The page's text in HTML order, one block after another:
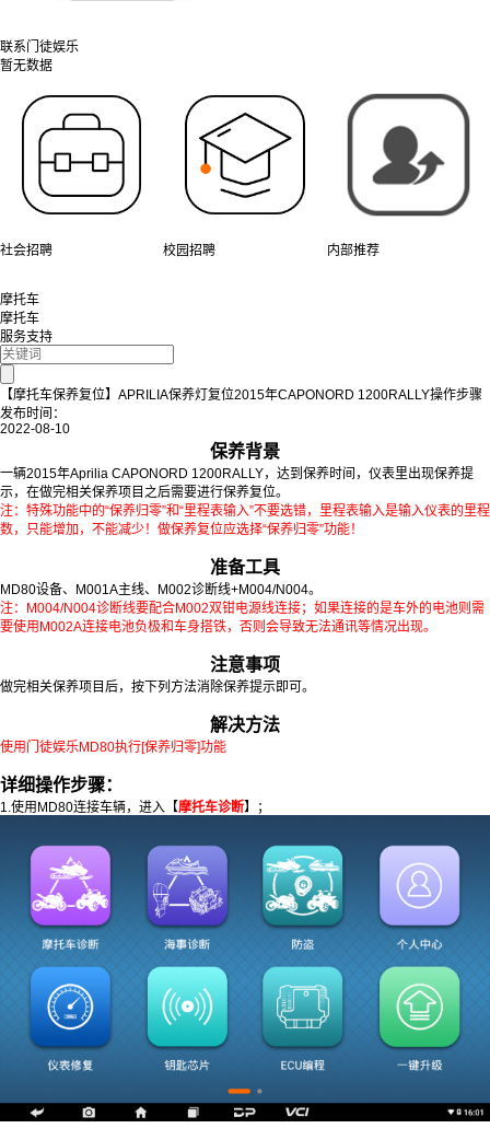
联系门徒娱乐
暂无数据
社会招聘 校园招聘 内部推荐
摩托车
摩托车
服务支持
【摩托车保养复位】APRILIA保养灯复位2015年CAPONORD 1200RALLY操作步骤
发布时间：
2022-08-10
保养背景
一辆2015年Aprilia CAPONORD 1200RALLY，达到保养时间，仪表里出现保养提
示，在做完相关保养项目之后需要进行保养复位。
注：特殊功能中的“保养归零”和“里程表输入”不要选错，里程表输入是输入仪表的里程
数，只能增加，不能减少！做保养复位应选择“保养归零”功能！
准备工具
MD80设备、M001A主线、M002诊断线+M004/N004。
注：M004/N004诊断线要配合M002双钳电源线连接；如果连接的是车外的电池则需
要使用M002A连接电池负极和车身搭铁，否则会导致无法通讯等情况出现。
注意事项
做完相关保养项目后，按下列方法消除保养提示即可。
解决方法
使用门徒娱乐MD80执行[保养归零]功能
详细操作步骤：
1.使用MD80连接车辆，进入【摩托车诊断】；